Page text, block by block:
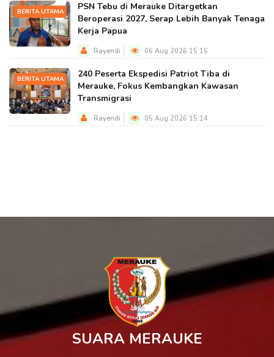
BERITA UTAMA
PSN Tebu di Merauke Ditargetkan
Beroperasi 2027, Serap Lebih Banyak Tenaga
Kerja Papua
Rayendi 06 Aug 2026 15:16
BERITA UTAMA
240 Peserta Ekspedisi Patriot Tiba di
Merauke, Fokus Kembangkan Kawasan
Transmigrasi
Rayendi 05 Aug 2026 15:14
SUARA MERAUKE